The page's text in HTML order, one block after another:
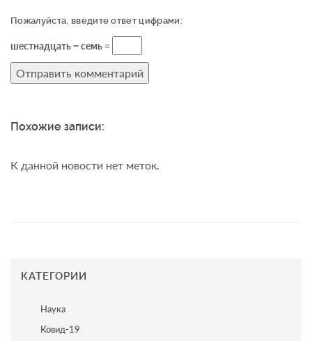
Пожалуйста, введите ответ цифрами:
шестнадцать − семь =
Похожие записи:
К данной новости нет меток.
КАТЕГОРИИ
Наука
Ковид-19